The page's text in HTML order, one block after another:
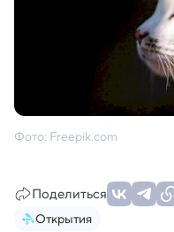
Фото: Freepik.com
Поделиться
Открытия